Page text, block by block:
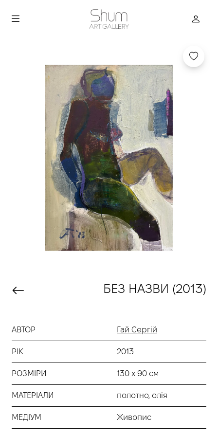
БЕЗ НАЗВИ (2013)
АВТОР Гай Сергій
РІК 2013
РОЗМІРИ 130 х 90 см
МАТЕРІАЛИ полотно, олія
МЕДІУМ Живопис